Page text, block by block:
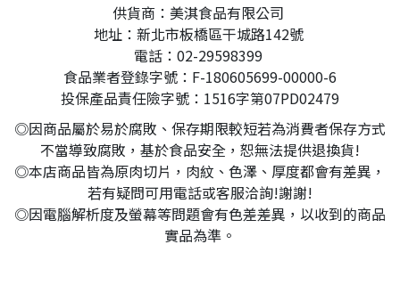
供貨商：美淇食品有限公司
地址：新北市板橋區干城路142號
電話：02-29598399
食品業者登錄字號：F-180605699-00000-6
投保產品責任險字號：1516字第07PD02479
◎因商品屬於易於腐敗、保存期限較短若為消費者保存方式
不當導致腐敗，基於食品安全，恕無法提供退換貨!
◎本店商品皆為原肉切片，肉紋、色澤、厚度都會有差異，
若有疑問可用電話或客服洽詢!謝謝!
◎因電腦解析度及螢幕等問題會有色差差異，以收到的商品
實品為準。